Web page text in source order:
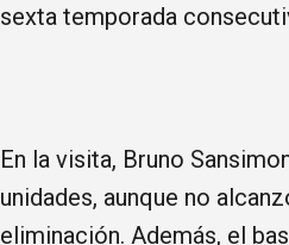
sexta temporada
En la visita, Bruno
unidades, aunque no
eliminación. Además, el